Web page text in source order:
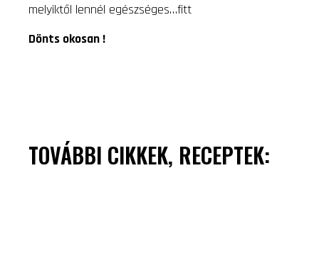
melyiktől lennél egészséges…fitt
Dönts okosan !
TOVÁBBI CIKKEK, RECEPTEK: